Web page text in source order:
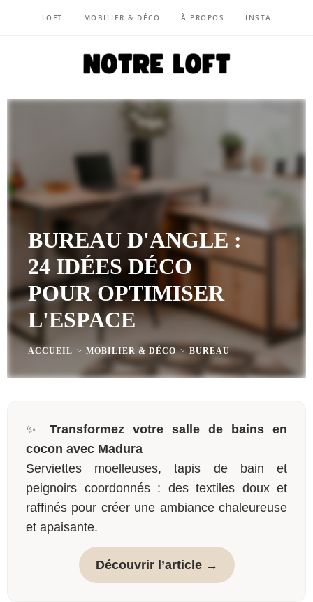
LOFT MOBILIER & DÉCO À PROPOS INSTA
BUREAU D'ANGLE :
24 IDÉES DÉCO
POUR OPTIMISER
L'ESPACE
ACCUEIL > MOBILIER & DÉCO> BUREAU
✨ Transformez votre salle de bains en
cocon avec Madura
Serviettes moelleuses, tapis de bain et
peignoirs coordonnés : des textiles doux et
raffinés pour créer une ambiance chaleureuse
et apaisante.
Découvrir l’article →